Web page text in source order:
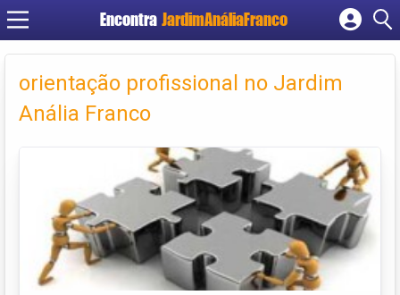
Encontra JardimAnáliaFranco
Cadastrar empresa
Criar conta
orientação profissional no Jardim
Anália Franco